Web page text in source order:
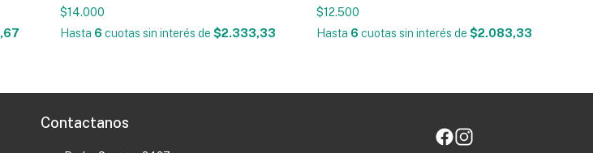
$14.000
Hasta 6 cuotas sin interés de $2.333,33
$12.500
Hasta 6 cuotas sin interés de $2.083,33
Contactanos